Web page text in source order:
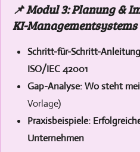
📌 Modul 3: Planung &
KI-Managementsystems
Schritt-für-Schritt-
ISO/IEC 42001
Gap-Analyse: Wo steht
Vorlage)
Praxisbeispiele:
Unternehmen